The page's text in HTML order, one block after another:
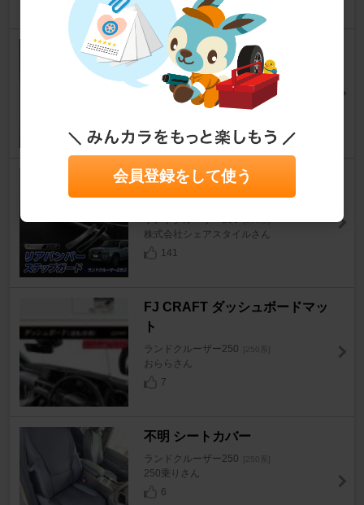
モニターの夜間反転設定
ランドクルーザー250 [250系]
yongoさん
シェアスタイル ランクル 250
リアバンパーステップガード
ランドクルーザー250
株式会社シェアスタイルさん
141
FJ CRAFT ダッシュボードマッ
ト
ランドクルーザー250 [250系]
おららさん
7
不明 シートカバー
ランドクルーザー250 [250系]
250乗りさん
6
会員登録をして使う